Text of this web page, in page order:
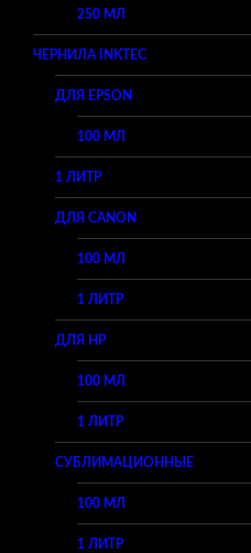
250 МЛ
ЧЕРНИЛА INKTEC
ДЛЯ EPSON
100 МЛ
1 ЛИТР
ДЛЯ CANON
100 МЛ
1 ЛИТР
ДЛЯ HP
100 МЛ
1 ЛИТР
СУБЛИМАЦИОННЫЕ
100 МЛ
1 ЛИТР